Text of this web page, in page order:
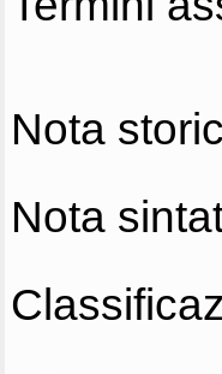
Nota
Nota